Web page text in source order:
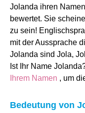
Jolanda ihren
bewertet. Sie
zu sein!
mit der Aussprache
Jolanda sind Jola,
Ist Ihr Name
Ihrem Namen , um
Bedeutung von